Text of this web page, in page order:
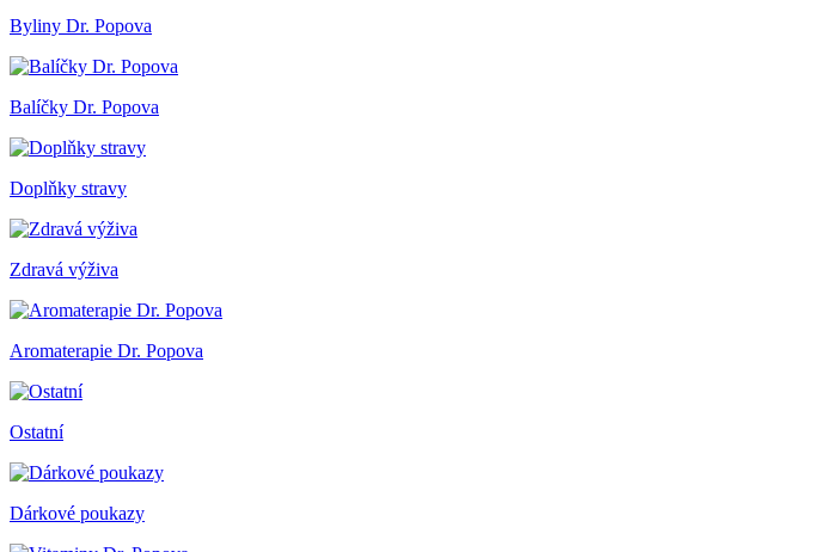
Byliny Dr. Popova
Balíčky Dr. Popova
Doplňky stravy
Zdravá výživa
Aromaterapie Dr. Popova
Ostatní
Dárkové poukazy